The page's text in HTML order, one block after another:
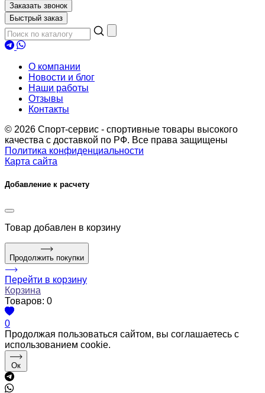
Заказать звонок
Быстрый заказ
О компании
Новости и блог
Наши работы
Отзывы
Контакты
© 2026 Спорт-сервис - спортивные товары высокого
качества с доставкой по РФ. Все права защищены
Политика конфиденциальности
Карта сайта
Добавление к расчету
Товар добавлен в корзину
Продолжить покупки
Перейти в корзину
Корзина
Товаров: 0
0
Продолжая пользоваться сайтом, вы соглашаетесь с
использованием cookie.
Ок